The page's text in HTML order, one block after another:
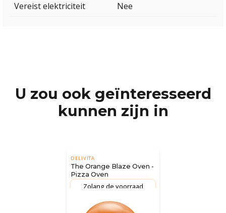
Vereist elektriciteit
Nee
U zou ook geïnteresseerd
kunnen zijn in
DELIVITA
The Orange Blaze Oven -
Pizza Oven
Zolang de voorraad